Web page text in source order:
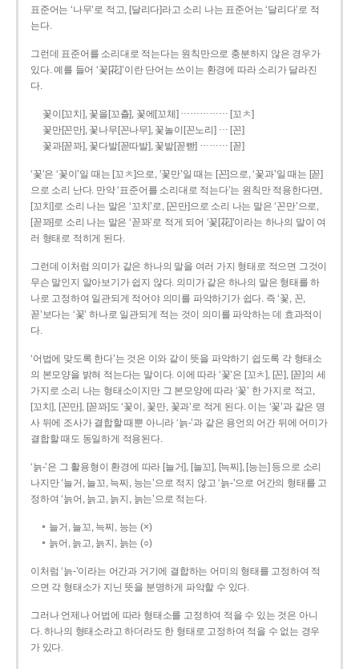
표준어는 ‘나무’로 적고, [달리다]라고 소리 나는 표준어는 ‘달리다’로 적
는다.
그런데 표준어를 소리대로 적는다는 원칙만으로 충분하지 않은 경우가
있다. 예를 들어 ‘꽃[花]’이란 단어는 쓰이는 환경에 따라 소리가 달라진
다.
꽃이[꼬치], 꽃을[꼬츨], 꽃에[꼬체] …………… [꼬ㅊ]
꽃만[꼰만], 꽃나무[꼰나무], 꽃놀이[꼰노리] … [꼰]
꽃과[꼳꽈], 꽃다발[꼳따발], 꽃밭[꼳빧] ……… [꼳]
‘꽃’은 ‘꽃이’일 때는 [꼬ㅊ]으로, ‘꽃만’일 때는 [꼰]으로, ‘꽃과’일 때는 [꼳]
으로 소리 난다. 만약 ‘표준어를 소리대로 적는다’는 원칙만 적용한다면,
[꼬치]로 소리 나는 말은 ‘꼬치’로, [꼰만]으로 소리 나는 말은 ‘꼰만’으로,
[꼳꽈]로 소리 나는 말은 ‘꼳꽈’로 적게 되어 ‘꽃[花]’이라는 하나의 말이 여
러 형태로 적히게 된다.
그런데 이처럼 의미가 같은 하나의 말을 여러 가지 형태로 적으면 그것이
무슨 말인지 알아보기가 쉽지 않다. 의미가 같은 하나의 말은 형태를 하
나로 고정하여 일관되게 적어야 의미를 파악하기가 쉽다. 즉 ‘꽃, 꼰,
꼳’보다는 ‘꽃’ 하나로 일관되게 적는 것이 의미를 파악하는 데 효과적이
다.
‘어법에 맞도록 한다’는 것은 이와 같이 뜻을 파악하기 쉽도록 각 형태소
의 본모양을 밝혀 적는다는 말이다. 이에 따라 ‘꽃’은 [꼬ㅊ], [꼰], [꼳]의 세
가지로 소리 나는 형태소이지만 그 본모양에 따라 ‘꽃’ 한 가지로 적고,
[꼬치], [꼰만], [꼳꽈]도 ‘꽃이, 꽃만, 꽃과’로 적게 된다. 이는 ‘꽃’과 같은 명
사 뒤에 조사가 결합할 때뿐 아니라 ‘늙-’과 같은 용언의 어간 뒤에 어미가
결합할 때도 동일하게 적용된다.
‘늙-’은 그 활용형이 환경에 따라 [늘거], [늘꼬], [늑찌], [능는] 등으로 소리
나지만 ‘늘거, 늘꼬, 늑찌, 능는’으로 적지 않고 ‘늙-’으로 어간의 형태를 고
정하여 ‘늙어, 늙고, 늙지, 늙는’으로 적는다.
늘거, 늘꼬, 늑찌, 능는 (×)
늙어, 늙고, 늙지, 늙는 (○)
이처럼 ‘늙-­’이라는 어간과 거기에 결합하는 어미의 형태를 고정하여 적
으면 각 형태소가 지닌 뜻을 분명하게 파악할 수 있다.
그러나 언제나 어법에 따라 형태소를 고정하여 적을 수 있는 것은 아니
다. 하나의 형태소라고 하더라도 한 형태로 고정하여 적을 수 없는 경우
가 있다.